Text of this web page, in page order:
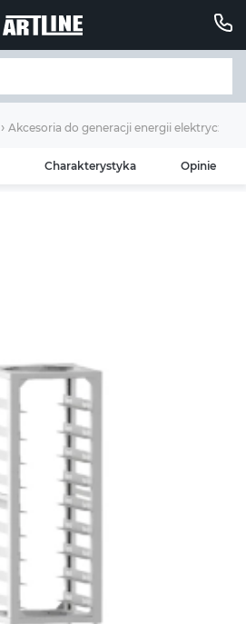
Akcesoria do generacji energii elektrycznej
Charakterystyka Opinie